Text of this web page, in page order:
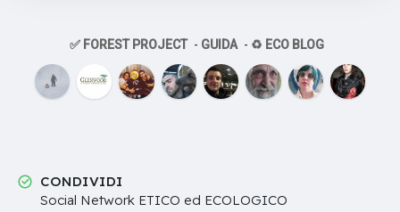
✅ FOREST PROJECT - GUIDA - ♻️ ECO BLOG
CONDIVIDI
Social Network ETICO ed ECOLOGICO